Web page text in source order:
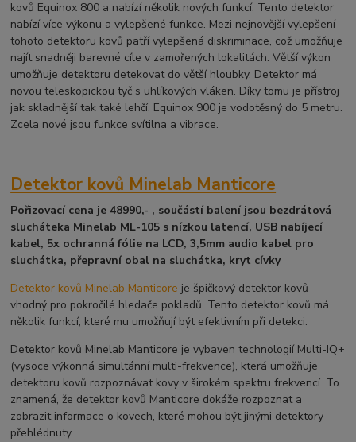
kovů Equinox 800 a nabízí několik nových funkcí. Tento detektor
nabízí více výkonu a vylepšené funkce. Mezi nejnovější vylepšení
tohoto detektoru kovů patří vylepšená diskriminace, což umožňuje
najít snadněji barevné cíle v zamořených lokalitách. Větší výkon
umožňuje detektoru detekovat do větší hloubky. Detektor má
novou teleskopickou tyč s uhlíkových vláken. Díky tomu je přístroj
jak skladnější tak také lehčí. Equinox 900 je vodotěsný do 5 metru.
Zcela nové jsou funkce svítilna a vibrace.
Detektor kovů Minelab Manticore
Pořizovací cena je 48990,- , součástí balení jsou bezdrátová
slucháteka Minelab ML-105 s nízkou latencí, USB nabíjecí
kabel, 5x ochranná fólie na LCD, 3,5mm audio kabel pro
sluchátka, přepravní obal na sluchátka, kryt cívky
Detektor kovů Minelab Manticore je špičkový detektor kovů
vhodný pro pokročilé hledače pokladů. Tento detektor kovů má
několik funkcí, které mu umožňují být efektivním při detekci.
Detektor kovů Minelab Manticore je vybaven technologií Multi-IQ+
(vysoce výkonná simultánní multi-frekvence), která umožňuje
detektoru kovů rozpoznávat kovy v širokém spektru frekvencí. To
znamená, že detektor kovů Manticore dokáže rozpoznat a
zobrazit informace o kovech, které mohou být jinými detektory
přehlédnuty.